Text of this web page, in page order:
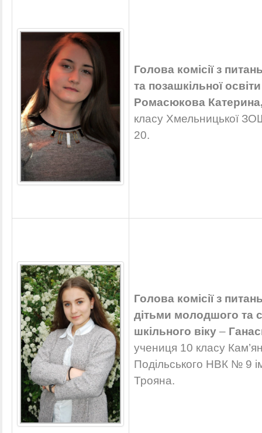
Голова комісії з
та позашкільної освіти
Ромасюкова
класу Хмельницької ЗОШ
20.
Голова комісії з
дітьми молодшого та
шкільного віку –
учениця 10 класу
Подільського НВК № 9
Трояна.